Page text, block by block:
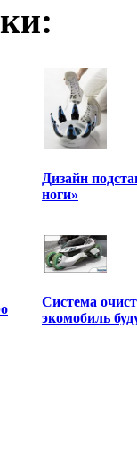
Дизайн
ноги»
Система
экомобиль